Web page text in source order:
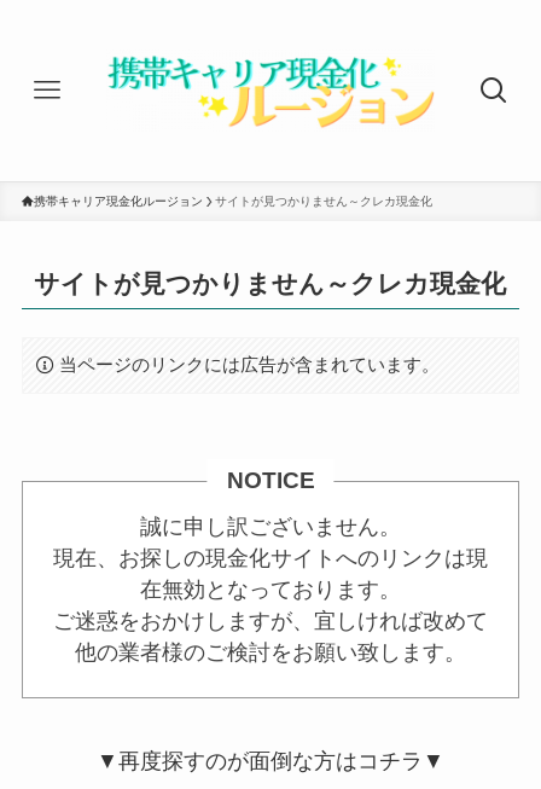
携帯キャリア現金化ルージョン サイトが見つかりません～クレカ現金化
サイトが見つかりません～クレカ現金化
当ページのリンクには広告が含まれています。
NOTICE
誠に申し訳ございません。
現在、お探しの現金化サイトへのリンクは現
在無効となっております。
ご迷惑をおかけしますが、宜しければ改めて
他の業者様のご検討をお願い致します。
▼再度探すのが面倒な方はコチラ▼